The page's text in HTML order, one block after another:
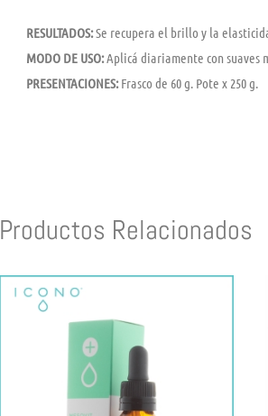
RESULTADOS:Se recupera el brillo y la
MODO DE USO:Aplicá diariamente con suaves
PRESENTACIONES:Frasco de 60 g. Pote x 250 g.
Productos Relacionados